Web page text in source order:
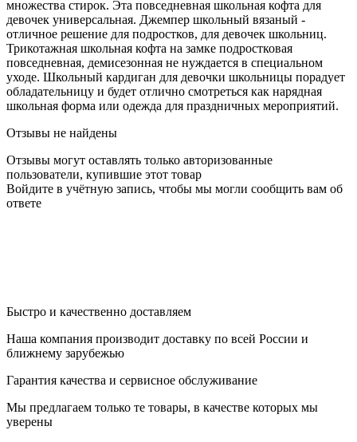
множества стирок. Эта повседневная школьная кофта для
девочек универсальная. Джемпер школьный вязаный -
отличное решение для подростков, для девочек школьниц.
Трикотажная школьная кофта на замке подростковая
повседневная, демисезонная не нуждается в специальном
уходе. Школьный кардиган для девочки школьницы порадует
обладательницу и будет отлично смотреться как нарядная
школьная форма или одежда для праздничных мероприятий.
Отзывы не найдены
Отзывы могут оставлять только авторизованные
пользователи, купившие этот товар
Войдите в учётную запись, чтобы мы могли сообщить вам об
ответе
Быстро и качественно доставляем
Наша компания производит доставку по всей России и
ближнему зарубежью
Гарантия качества и сервисное обслуживание
Мы предлагаем только те товары, в качестве которых мы
уверены